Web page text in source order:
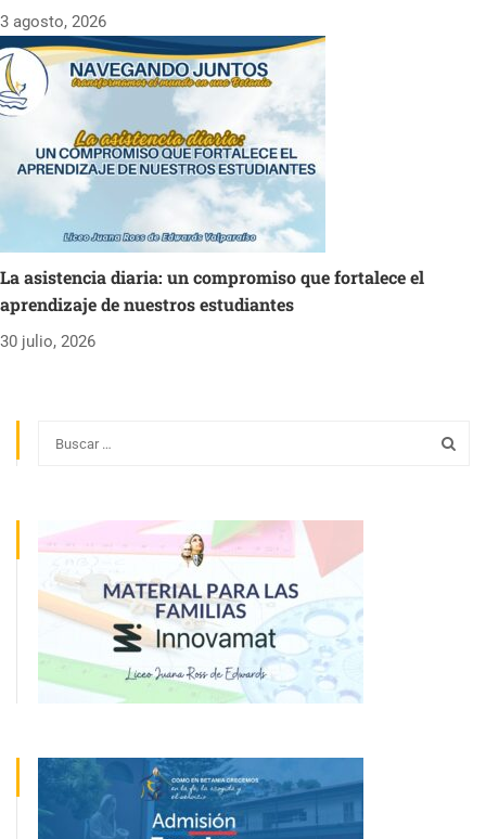
3 agosto, 2026
La asistencia diaria: un compromiso que fortalece el
aprendizaje de nuestros estudiantes
30 julio, 2026